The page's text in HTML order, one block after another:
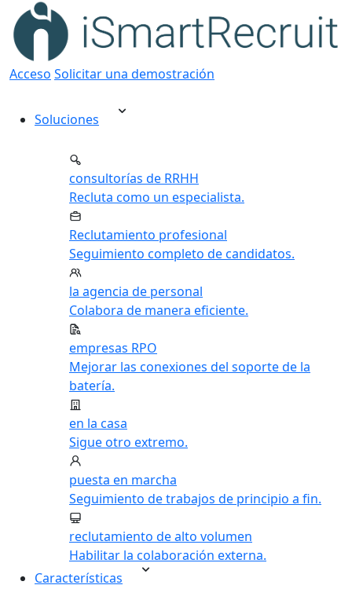
Acceso Solicitar una demostración
Soluciones
consultorías de RRHH
Recluta como un especialista.
Reclutamiento profesional
Seguimiento completo de candidatos.
la agencia de personal
Colabora de manera eficiente.
empresas RPO
Mejorar las conexiones del soporte de la
batería.
en la casa
Sigue otro extremo.
puesta en marcha
Seguimiento de trabajos de principio a fin.
reclutamiento de alto volumen
Habilitar la colaboración externa.
Características